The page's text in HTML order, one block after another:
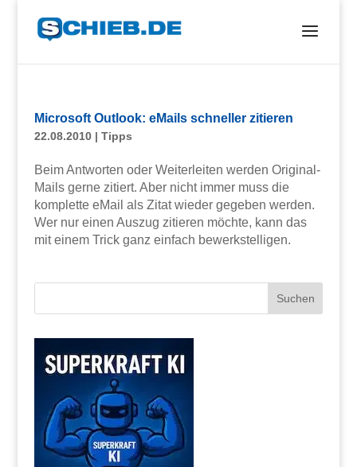
Microsoft Outlook: eMails schneller zitieren
22.08.2010| Tipps
Beim Antworten oder Weiterleiten werden Original-
Mails gerne zitiert. Aber nicht immer muss die
komplette eMail als Zitat wieder gegeben werden.
Wer nur einen Auszug zitieren möchte, kann das
mit einem Trick ganz einfach bewerkstelligen.